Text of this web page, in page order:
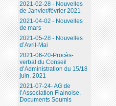
2021-02-28 - Nouvelles
de Janvier/février 2021
2021-04-02 - Nouvelles
de mars
2021-05-28 - Nouvelles
d’Avril-Mai
2021-06-20-Procès-
verbal du Conseil
d’Administration du 15/18
juin. 2021
2021-07-24- AG de
l’Association Flainoise.
Documents Soumis